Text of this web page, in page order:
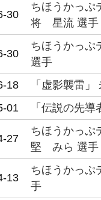
30
ちほうかっぷ
将 星流 選手
30
ちほうかっぷ
選手
18
「虚影襲雷
01
「伝説の先
27
ちほうかっぷ
堅 みら 選手
13
ちほうかっぷ
手